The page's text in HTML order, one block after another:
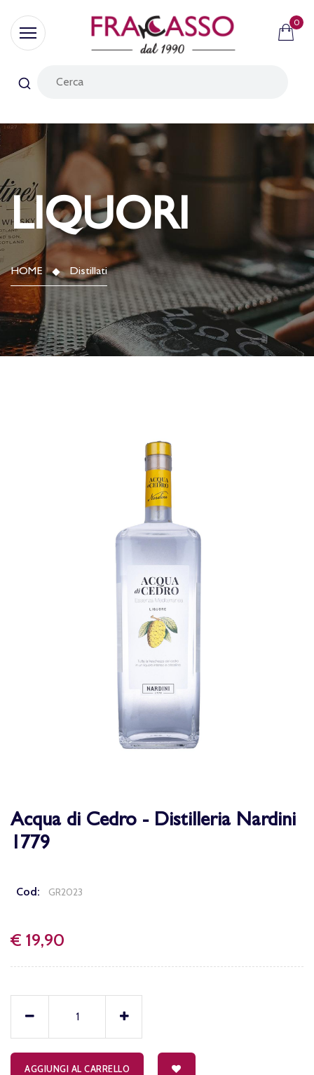
0
LIQUORI
HOME Distillati
Acqua di Cedro - Distilleria Nardini
1779
Cod: GR2023
€ 19,90
AGGIUNGI AL CARRELLO